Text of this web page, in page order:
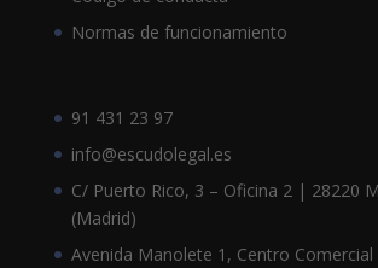
Normas de funcionamiento
91 431 23 97
info@escudolegal.es
C/ Puerto Rico, 3 – Oficina 2 | 28220
(Madrid)
Avenida Manolete 1, Centro Comercial